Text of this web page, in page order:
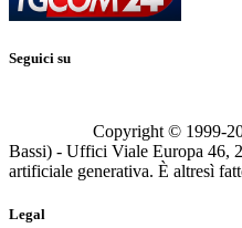
Seguici su
Copyright © 1999-
Bassi) - Uffici Viale Europa 46,
artificiale generativa. È altresì
Legal